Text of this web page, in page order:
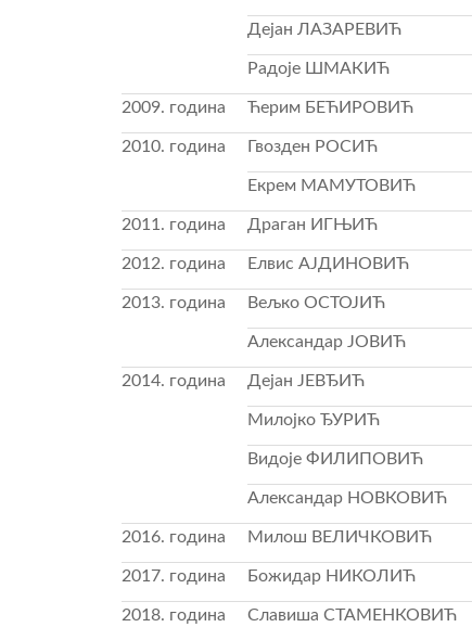
Дејан ЛАЗАРЕВИЋ
Радоје ШМАКИЋ
2009. година Ћерим БЕЋИРОВИЋ
2010. година Гвозден РОСИЋ
Екрем МАМУТОВИЋ
2011. година Драган ИГЊИЋ
2012. година Елвис АЈДИНОВИЋ
2013. година Вељко ОСТОЈИЋ
Александар ЈОВИЋ
2014. година Дејан ЈЕВЂИЋ
Милојко ЂУРИЋ
Видоје ФИЛИПОВИЋ
Александар НОВКОВИЋ
2016. година Милош ВЕЛИЧКОВИЋ
2017. година Божидар НИКОЛИЋ
2018. година Славиша СТАМЕНКОВИЋ